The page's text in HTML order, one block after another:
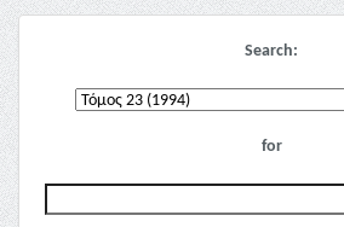
Search:
for